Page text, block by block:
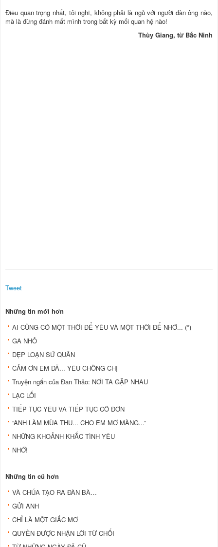
Điều quan trọng nhất, tôi nghĩ, không phải là ngủ với người đàn ông nào,
mà là đừng đánh mất mình trong bất kỳ mối quan hệ nào!
Thùy Giang, từ Bắc Ninh
Tweet
Những tin mới hơn
AI CŨNG CÓ MỘT THỜI ĐỂ YÊU VÀ MỘT THỜI ĐỂ NHỚ... (*)
GA NHỎ
DẸP LOẠN SỨ QUÂN
CẢM ƠN EM ĐÃ... YÊU CHỒNG CHỊ
Truyện ngắn của Đan Thảo: NƠI TA GẶP NHAU
LẠC LỐI
TIẾP TỤC YÊU VÀ TIẾP TỤC CÔ ĐƠN
“ANH LÀM MÙA THU... CHO EM MƠ MÀNG...”
NHỮNG KHOẢNH KHẮC TÌNH YÊU
NHỚ!
Những tin cũ hơn
VÀ CHÚA TẠO RA ĐÀN BÀ…
GỬI ANH
CHỈ LÀ MỘT GIẤC MƠ
QUYỀN ĐƯỢC NHẬN LỜI TỪ CHỐI